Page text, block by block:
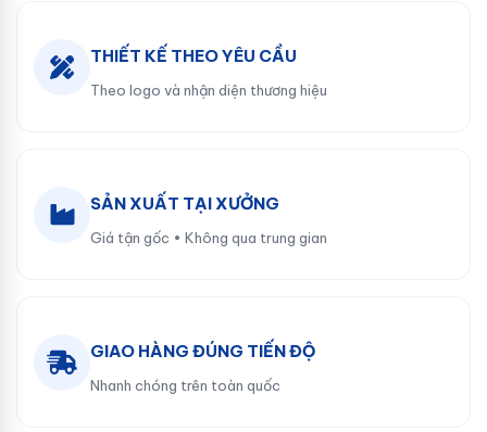
THIẾT KẾ THEO YÊU CẦU
Theo logo và nhận diện thương hiệu
SẢN XUẤT TẠI XƯỞNG
Giá tận gốc • Không qua trung gian
GIAO HÀNG ĐÚNG TIẾN ĐỘ
Nhanh chóng trên toàn quốc